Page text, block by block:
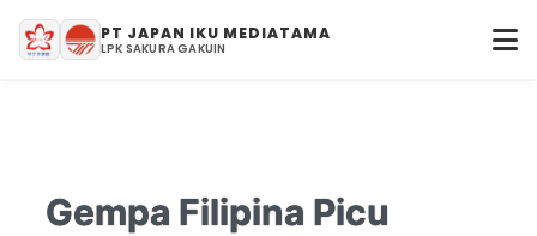
PT JAPAN IKU MEDIATAMA
LPK SAKURA GAKUIN
Gempa Filipina Picu